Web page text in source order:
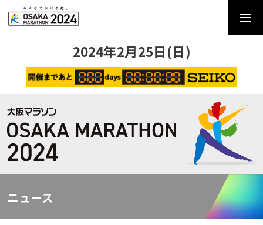
2024年2月25日(日)
ニュース